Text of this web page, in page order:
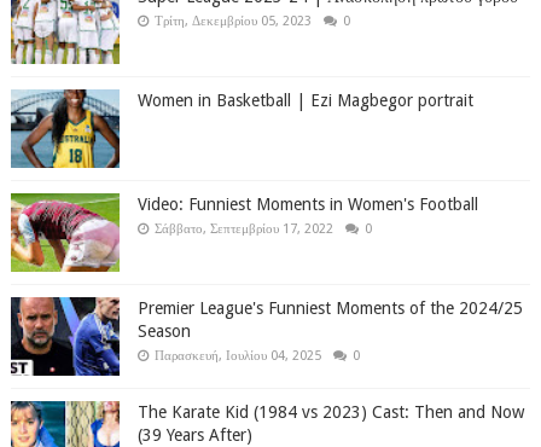
Τρίτη, Δεκεμβρίου 05, 2023 0
Women in Basketball | Ezi Magbegor portrait
Video: Funniest Moments in Women's Football
Σάββατο, Σεπτεμβρίου 17, 2022 0
Premier League's Funniest Moments of the 2024/25
Season
Παρασκευή, Ιουλίου 04, 2025 0
The Karate Kid (1984 vs 2023) Cast: Then and Now
(39 Years After)